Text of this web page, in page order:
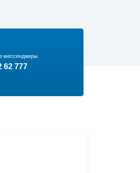
мессенджеры
62 777